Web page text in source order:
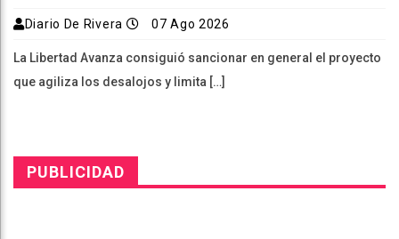
Diario De Rivera 07 Ago 2026
La Libertad Avanza consiguió sancionar en general el proyecto
que agiliza los desalojos y limita […]
PUBLICIDAD